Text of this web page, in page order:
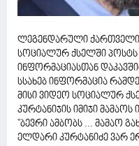
ლეგენდარული ქართველი
სოციალურ ქსელში პოსტს
ინფორმაციასთან
სსახებ ინფორმაცია
მისი ვიდეო სოციალურ
კურტანიჯის იმიჯი მამაოს
"ბევრი ამბობს ... მამაო
ელდარი კურტანიძე ვარ